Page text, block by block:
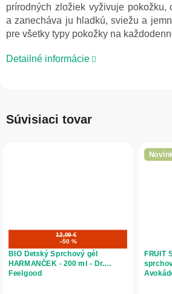
prírodných zložiek vyživuje pokožku,
a zanecháva ju hladkú, sviežu a
pre všetky typy pokožky na
Detailné informácie
Súvisiaci tovar
12,09 €
–50 %
BIO Detský Sprchový gél
HARMANČEK - 200 ml - Dr.
Feelgood
FRUIT